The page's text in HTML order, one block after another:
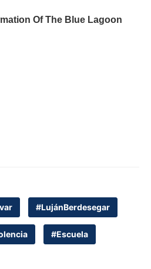
#LujánBerdesegar
#Escuela